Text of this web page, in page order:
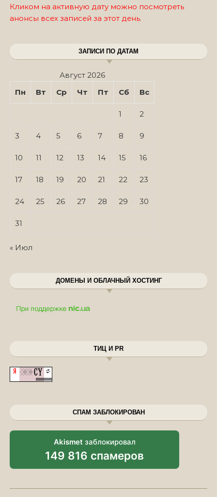
Кликом на активную дату можно посмотреть
анонсы всех записей за этот день.
ЗАПИСИ ПО ДАТАМ
Август 2026
Пн
Вт Ср Чт Пт Сб Вс
1 2
3 4 5 6 7 8 9
10 11 12 13 14 15 16
17 18 19 20 21 22 23
24 25 26 27 28 29 30
31
« Июл
ДОМЕНЫ И ОБЛАЧНЫЙ ХОСТИНГ
ТИЦ И PR
СПАМ ЗАБЛОКИРОВАН
Akismet заблокировал
149 816 спамеров